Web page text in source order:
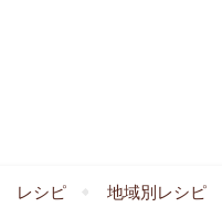
レシピ 地域別レシピ